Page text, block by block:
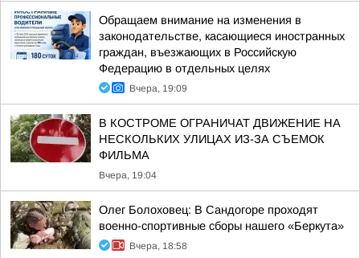
Обращаем внимание на изменения в
законодательстве, касающиеся иностранных
граждан, въезжающих в Российскую
Федерацию в отдельных целях
Вчера, 19:09
В КОСТРОМЕ ОГРАНИЧАТ ДВИЖЕНИЕ НА
НЕСКОЛЬКИХ УЛИЦАХ ИЗ-ЗА СЪЕМОК
ФИЛЬМА
Вчера, 19:04
Олег Болоховец: В Сандогоре проходят
военно-спортивные сборы нашего «Беркута»
Вчера, 18:58